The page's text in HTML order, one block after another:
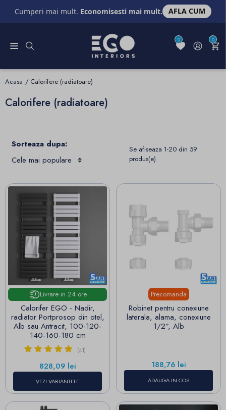
Cumperi mai mult. Economisesti mai mult. AFLA CUM
0 0
Acasa Calorifere (radiatoare)
Calorifere (radiatoare)
Sorteaza dupa:
Se afiseaza 1-20 din 59
produs(e)
Livrare in 24 ore
Calorifer EGO - Nadir,
radiator Portprosop din otel,
Alb sau Antracit, 100-120-
140-160-180 cm
(41)
Pret
828,09 lei
VEZI VARIANTELE
Precomanda
Robinet pentru conexiune
laterala, alama, conexiune
1/2”, Alb
Pret
188,76 lei
ADAUGA IN COS